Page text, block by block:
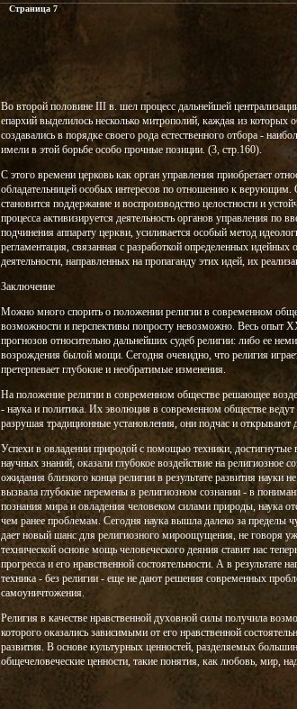
Страница 7
Во второй половине III в. шел процесс дальнейшей
епархий выделилось несколько митрополий, каждая из которых
создавались в порядке своего рода естественного отбора -
имели в этой борьбе особо прочные позиции. (3, стр.160).
С этого времени церковь как орган управления приобретает
обладательницей особых интересов по отношению к верующим.
становится поддержание и воспроизводство целостности и
процесса активизируется деятельность органов управления по
подчинения аппарату церкви, усиливается особый метод
регламентация, связанная с разработкой определенных
деятельности, направленных на пропаганду этих идей, их
Заключение
Можно много спорить о положении религии в современном
возможности и перспективы попросту невозможно. Весь опыт
прогнозов относительно дальнейших судеб религии: либо ее
возрождения былой мощи. Сегодня очевидно, что религия
претерпевает глубокие и необратимые изменения.
На положение религии в современном обществе решающее
- наука и политика. Их эволюция в современном обществе
разрушая традиционные установления, они подчас и открывают
Успехи в овладении природой с помощью техники, достигнутые
научных знаний, оказали глубокое воздействие на религиозное
ожидания близкого конца религии в результате развития науки
вызвала глубокие перемены в религиозном сознании - в
познания мира и овладения человеком силами природы, наука
чем ранее проблемам. Сегодня наука вышла далеко за пределы
дает новый шанс для религиозного мироощущения, не говоря
технической основе мощь человеческого деяния ставит нас
прогресса и его нравственной состоятельности. А в результате
техника - без религии - еще не дают решения современных
самоуничтожения.
Религия в качестве нравственной духовной силы получила
которого оказались зависимыми от его нравственной
развития. В основе культурных ценностей, разделяемых
общечеловеческие ценности, такие понятия, как любовь, мир,